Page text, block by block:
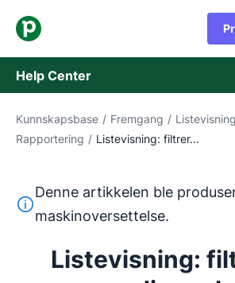
Help Center
Kunnskapsbase
Kontakt kundestøtten
Kunnskapsbase / Fremgang / Listevisning
Rapportering / Listevisning: filtrer...
Denne teksten ble oversatt fra
Denne artikkelen ble
maskinoversettelse.
Listevisning: